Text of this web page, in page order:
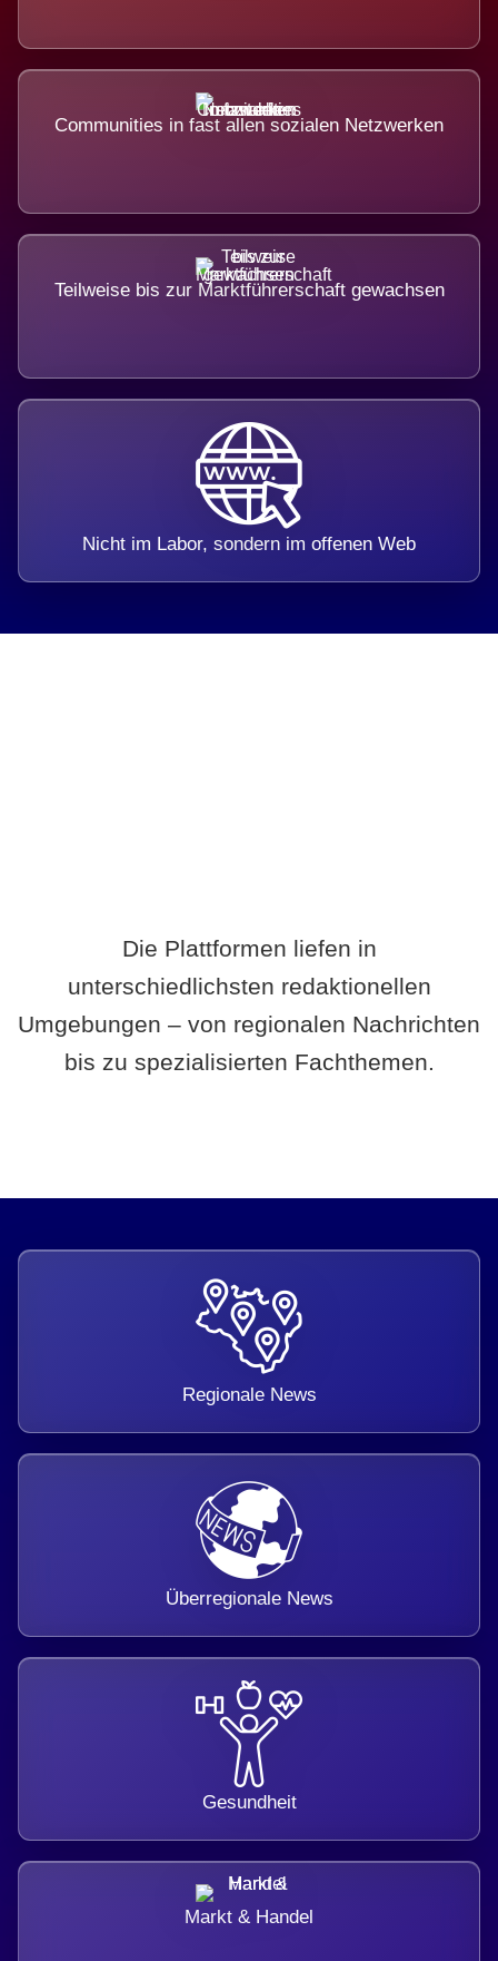
Communities in fast allen sozialen Netzwerken
Teilweise bis zur Marktführerschaft gewachsen
Nicht im Labor, sondern im offenen Web
Die Plattformen liefen in
unterschiedlichsten redaktionellen
Umgebungen – von regionalen Nachrichten
bis zu spezialisierten Fachthemen.
Regionale News
Überregionale News
Gesundheit
Markt & Handel